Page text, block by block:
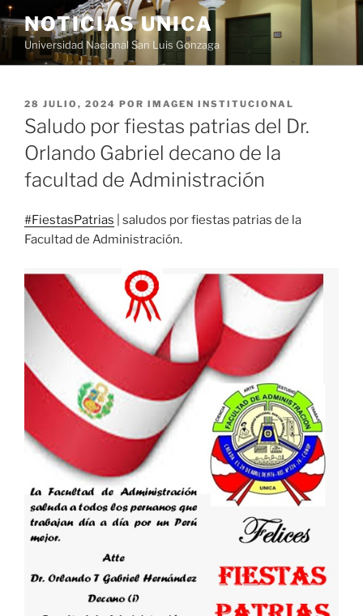
Saltar
al
contenido
NOTICIAS UNICA
Universidad Nacional San Luis Gonzaga
PUBLICADO
EL
28 JULIO, 2024 POR IMAGEN INSTITUCIONAL
Saludo por fiestas patrias del Dr.
Orlando Gabriel decano de la
facultad de Administración
#FiestasPatrias | saludos por fiestas patrias de la
Facultad de Administración.